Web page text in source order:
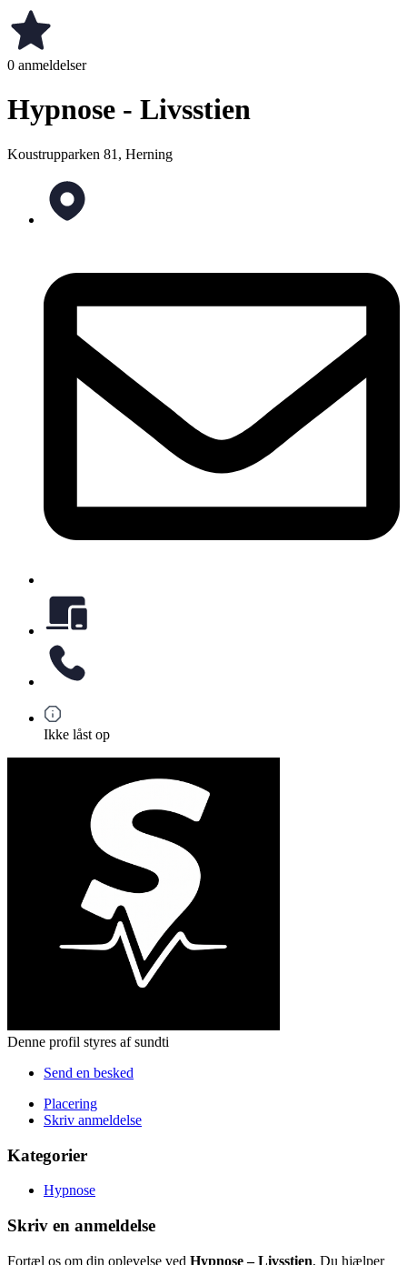
0 anmeldelser
Hypnose - Livsstien
Koustrupparken 81, Herning
Ikke låst op
Denne profil styres af sundti
Send en besked
Placering
Skriv anmeldelse
Kategorier
Hypnose
Skriv en anmeldelse
Fortæl os om din oplevelse ved Hypnose – Livsstien, Du hjælper